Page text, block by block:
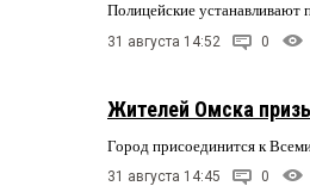
Полицейские устанавливают
31 августа 14:52 0
Жителей Омска
Город присоединится к
31 августа 14:45 0